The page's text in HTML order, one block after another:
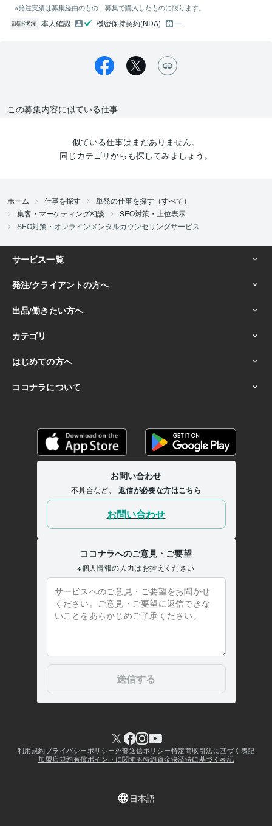
※発注実績は募集経由のもの、募集で購入したものに限ります。
認証状況 本人確認 機密保持契約(NDA)
この募集内容に似ている仕事
似ている仕事はまだありません。
同じカテゴリからも探してみましょう。
ホーム 仕事を探す
単発の仕事を探す（すべて）
集客・マーケティング相談
SEO対策・上位表示
SEO対策・オンラインメンタルカウンセリングサービス